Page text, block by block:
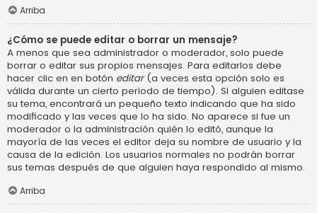
Arriba
¿Cómo se puede editar o borrar un mensaje?
A menos que sea administrador o moderador, solo puede
borrar o editar sus propios mensajes. Para editarlos debe
hacer clic en en botón editar(a veces esta opción solo es
válida durante un cierto periodo de tiempo). Si alguien editase
su tema, encontrará un pequeño texto indicando que ha sido
modificado y las veces que lo ha sido. No aparece si fue un
moderador o la administración quién lo editó, aunque la
mayoría de las veces el editor deja su nombre de usuario y la
causa de la edición. Los usuarios normales no podrán borrar
sus temas después de que alguien haya respondido al mismo.
Arriba